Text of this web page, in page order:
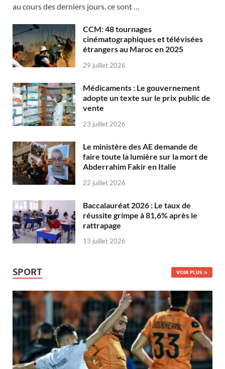
au cours des derniers jours, ce sont …
CCM: 48 tournages
cinématographiques et télévisées
étrangers au Maroc en 2025
29 juillet 2026
Médicaments : Le gouvernement
adopte un texte sur le prix public de
vente
23 juillet 2026
Le ministère des AE demande de
faire toute la lumière sur la mort de
Abderrahim Fakir en Italie
22 juillet 2026
Baccalauréat 2026 : Le taux de
réussite grimpe à 81,6% après le
rattrapage
13 juillet 2026
SPORT VOIR PLUS